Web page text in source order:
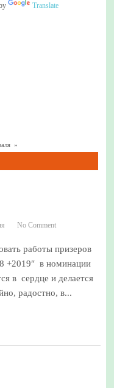
Translate
»
No Comment
работы призеров
+2019″ в номинации
сердце и делается
радостно, в...